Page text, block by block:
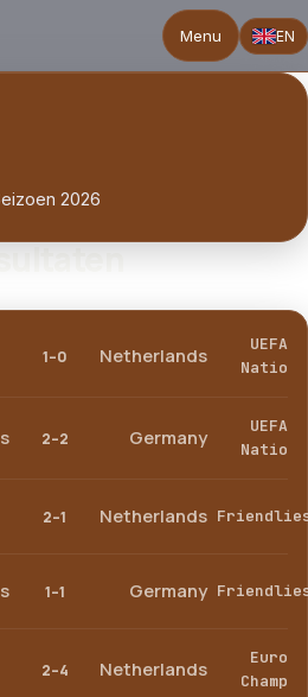
Menu EN
2026
1–0 Netherlands
UEFA
Natio
2–2 Germany
UEFA
Natio
2–1 Netherlands
1–1 Germany
2–4 Netherlands
Euro
Champ